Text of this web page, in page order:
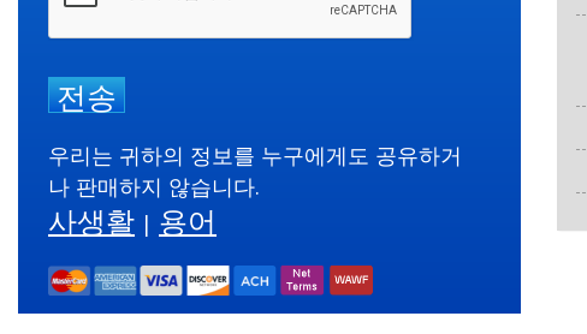
전송
우리는 귀하의 정보를 누구에게도 공유하거
나 판매하지 않습니다.
사생활 | 용어
--
--
--
--